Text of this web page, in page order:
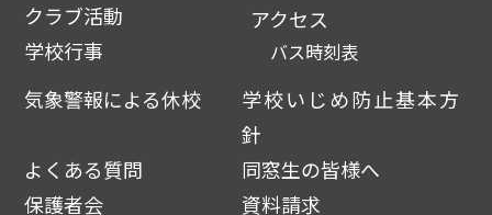
クラブ活動
学校行事
アクセス
バス時刻表
気象警報による休校
学校いじめ防止基本方
針
よくある質問
同窓生の皆様へ
保護者会
資料請求